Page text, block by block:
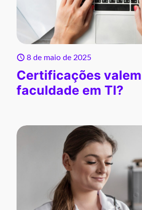
8 de maio de 2025
Certificações
faculdade em TI?